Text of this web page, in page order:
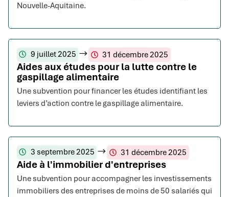
Nouvelle-Aquitaine.
9 juillet 2025 31 décembre 2025
Aides aux études pour la lutte contre le
gaspillage alimentaire
Une subvention pour financer les études identifiant les
leviers d’action contre le gaspillage alimentaire.
3 septembre 2025 31 décembre 2025
Aide à l'immobilier d'entreprises
Une subvention pour accompagner les investissements
immobiliers des entreprises de moins de 50 salariés qui